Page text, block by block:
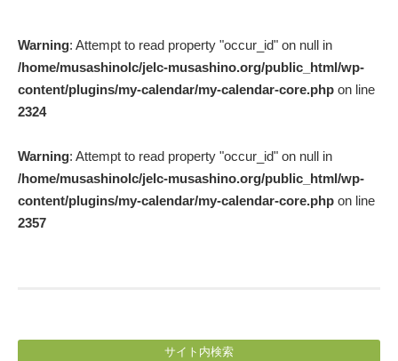
navigation
Warning: Attempt to read property "occur_id" on null in
/home/musashinolc/jelc-musashino.org/public_html/wp-
content/plugins/my-calendar/my-calendar-core.php on line
2324
Warning: Attempt to read property "occur_id" on null in
/home/musashinolc/jelc-musashino.org/public_html/wp-
content/plugins/my-calendar/my-calendar-core.php on line
2357
サイト内検索